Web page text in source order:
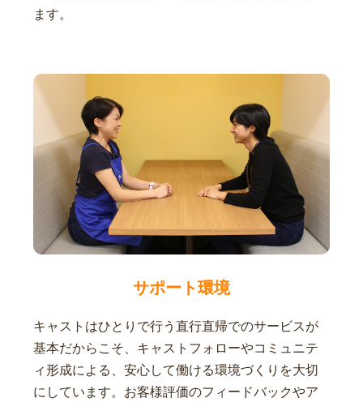
ます。
サポート環境
キャストはひとりで行う直行直帰でのサービスが
基本だからこそ、キャストフォローやコミュニテ
ィ形成による、安心して働ける環境づくりを大切
にしています。お客様評価のフィードバックやア